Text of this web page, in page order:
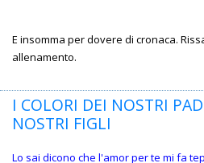
E insomma per dovere di cronaca.
allenamento.
I COLORI DEI NOSTRI
NOSTRI FIGLI
Lo sai dicono che l'amor per te mi fa